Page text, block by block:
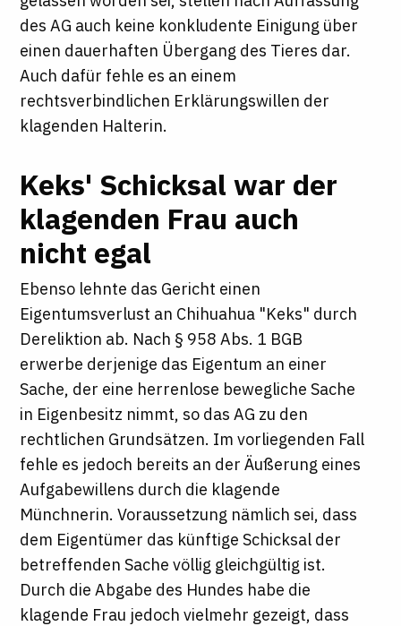
des AG auch keine konkludente Einigung über
einen dauerhaften Übergang des Tieres dar.
Auch dafür fehle es an einem
rechtsverbindlichen Erklärungswillen der
klagenden Halterin.
Keks' Schicksal war der
klagenden Frau auch
nicht egal
Ebenso lehnte das Gericht einen
Eigentumsverlust an Chihuahua "Keks" durch
Dereliktion ab. Nach § 958 Abs. 1 BGB
erwerbe derjenige das Eigentum an einer
Sache, der eine herrenlose bewegliche Sache
in Eigenbesitz nimmt, so das AG zu den
rechtlichen Grundsätzen. Im vorliegenden Fall
fehle es jedoch bereits an der Äußerung eines
Aufgabewillens durch die klagende
Münchnerin. Voraussetzung nämlich sei, dass
dem Eigentümer das künftige Schicksal der
betreffenden Sache völlig gleichgültig ist.
Durch die Abgabe des Hundes habe die
klagende Frau jedoch vielmehr gezeigt, dass